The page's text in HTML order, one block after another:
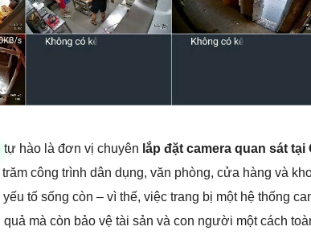
tự hào là đơn vị chuyên lắp đặt camera quan sát tại
công trình dân dụng, văn phòng, cửa hàng và
tố sống còn – vì thế, việc trang bị một hệ thống
mà còn bảo vệ tài sản và con người một cách